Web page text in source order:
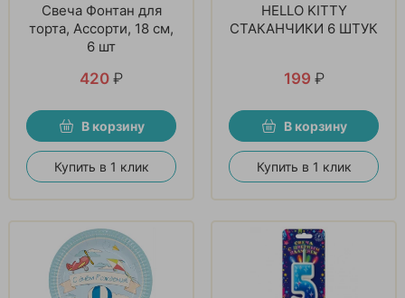
Свеча Фонтан для
торта, Ассорти, 18 см,
6 шт
420 ₽
В корзину
Купить в 1 клик
HELLO KITTY
СТАКАНЧИКИ 6 ШТУК
199 ₽
В корзину
Купить в 1 клик